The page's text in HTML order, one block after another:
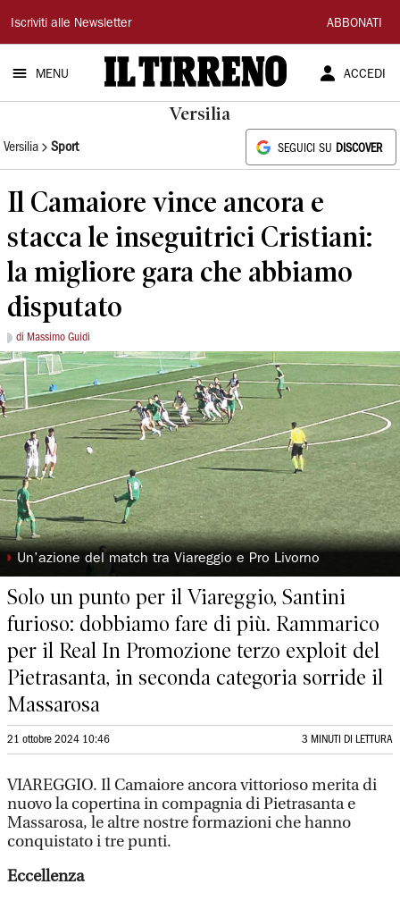
Il
Tirreno
Iscriviti alle Newsletter ABBONATI
MENU ACCEDI
Versilia
Versilia Sport SEGUICI SU DISCOVER
Il Camaiore vince ancora e
stacca le inseguitrici Cristiani:
la migliore gara che abbiamo
disputato
di Massimo Guidi
◗ Un’azione del match tra Viareggio e Pro Livorno
Solo un punto per il Viareggio, Santini
furioso: dobbiamo fare di più. Rammarico
per il Real In Promozione terzo exploit del
Pietrasanta, in seconda categoria sorride il
Massarosa
21 ottobre 2024 10:46 3 MINUTI DI LETTURA
VIAREGGIO. Il Camaiore ancora vittorioso merita di
nuovo la copertina in compagnia di Pietrasanta e
Massarosa, le altre nostre formazioni che hanno
conquistato i tre punti.
Eccellenza